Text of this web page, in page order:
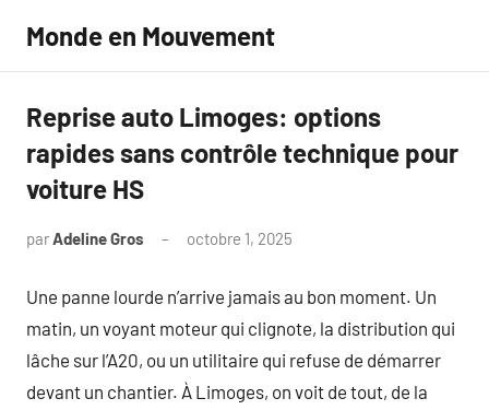
contenu
Monde en Mouvement
Reprise auto Limoges: options
rapides sans contrôle technique pour
voiture HS
parAdeline Gros octobre 1, 2025
Une panne lourde n’arrive jamais au bon moment. Un
matin, un voyant moteur qui clignote, la distribution qui
lâche sur l’A20, ou un utilitaire qui refuse de démarrer
devant un chantier. À Limoges, on voit de tout, de la